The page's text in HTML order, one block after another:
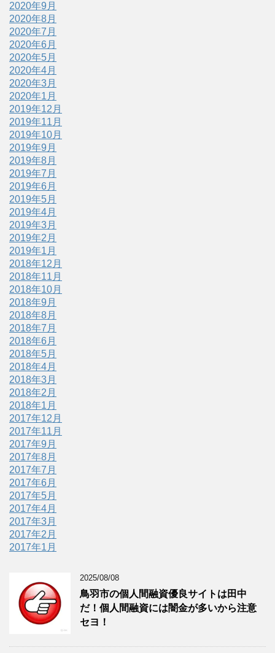
2020年9月
2020年8月
2020年7月
2020年6月
2020年5月
2020年4月
2020年3月
2020年1月
2019年12月
2019年11月
2019年10月
2019年9月
2019年8月
2019年7月
2019年6月
2019年5月
2019年4月
2019年3月
2019年2月
2019年1月
2018年12月
2018年11月
2018年10月
2018年9月
2018年8月
2018年7月
2018年6月
2018年5月
2018年4月
2018年3月
2018年2月
2018年1月
2017年12月
2017年11月
2017年9月
2017年8月
2017年7月
2017年6月
2017年5月
2017年4月
2017年3月
2017年2月
2017年1月
2025/08/08
鳥羽市の個人間融資優良サイトは田中
だ！個人間融資には闇金が多いから注意
セヨ！